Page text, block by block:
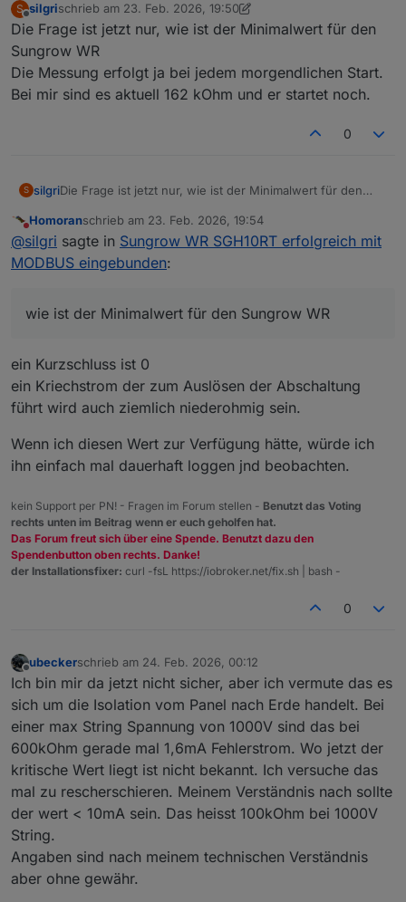
S
Offline
silgrischrieb am 23. Feb. 2026, 19:50
zuletzt editiert von silgri
Die Frage ist jetzt nur, wie ist der Minimalwert für den
Sungrow WR
Die Messung erfolgt ja bei jedem morgendlichen Start.
Bei mir sind es aktuell 162 kOhm und er startet noch.
0
S silgriDie Frage ist jetzt nur, wie ist der Minimalwert für den
Die Messung erfolgt ja bei jedem morgendlichen Start.
Bei mir sind es aktuell 162 kOhm und er startet noch.
Nicht stören
Homoranschrieb am 23. Feb. 2026, 19:54
zuletzt editiert von
@silgri sagte in Sungrow WR SGH10RT erfolgreich mit
MODBUS eingebunden:
wie ist der Minimalwert für den Sungrow WR
ein Kurzschluss ist 0
ein Kriechstrom der zum Auslösen der Abschaltung
führt wird auch ziemlich niederohmig sein.
Wenn ich diesen Wert zur Verfügung hätte, würde ich
ihn einfach mal dauerhaft loggen jnd beobachten.
kein Support per PN! - Fragen im Forum stellen - Benutzt das Voting
rechts unten im Beitrag wenn er euch geholfen hat.
Das Forum freut sich über eine Spende. Benutzt dazu den
Spendenbutton oben rechts. Danke!
der Installationsfixer: curl -fsL https://iobroker.net/fix.sh | bash -
0
Offline
ubeckerschrieb am 24. Feb. 2026, 00:12
zuletzt editiert von
Ich bin mir da jetzt nicht sicher, aber ich vermute das es
sich um die Isolation vom Panel nach Erde handelt. Bei
einer max String Spannung von 1000V sind das bei
600kOhm gerade mal 1,6mA Fehlerstrom. Wo jetzt der
kritische Wert liegt ist nicht bekannt. Ich versuche das
mal zu rescherschieren. Meinem Verständnis nach sollte
der wert < 10mA sein. Das heisst 100kOhm bei 1000V
String.
Angaben sind nach meinem technischen Verständnis
aber ohne gewähr.